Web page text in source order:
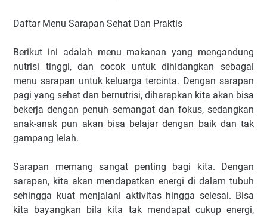
Daftar Menu Sarapan Sehat Dan Praktis
Berikut ini adalah menu makanan yang mengandung
nutrisi tinggi, dan cocok untuk dihidangkan sebagai
menu sarapan untuk keluarga tercinta. Dengan sarapan
pagi yang sehat dan bernutrisi, diharapkan kita akan bisa
bekerja dengan penuh semangat dan fokus, sedangkan
anak-anak pun akan bisa belajar dengan baik dan tak
gampang lelah.
Sarapan memang sangat penting bagi kita. Dengan
sarapan, kita akan mendapatkan energi di dalam tubuh
sehingga kuat menjalani aktivitas hingga selesai. Bisa
kita bayangkan bila kita tak mendapat cukup energi,